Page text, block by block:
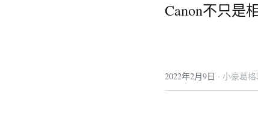
Canon不只是
2022年2月9日 · 小豪葛